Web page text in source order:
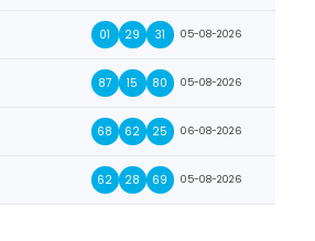
01 29 31 05-08-2026
87 15 80 05-08-2026
68 62 25 06-08-2026
62 28 69 05-08-2026